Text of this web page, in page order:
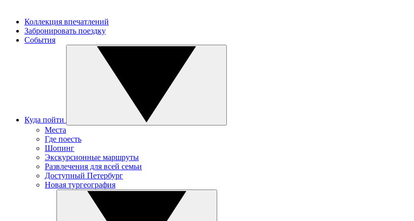
Коллекция впечатлений
Забронировать поездку
События
Куда пойти
Места
Где поесть
Шопинг
Экскурсионные маршруты
Развлечения для всей семьи
Доступный Петербург
Новая тургеография